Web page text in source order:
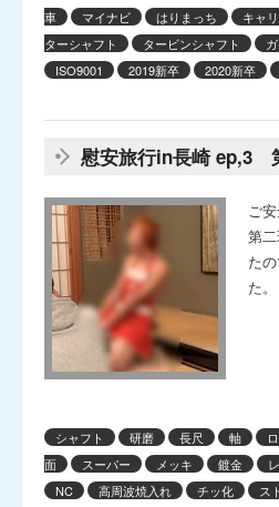
車
マイナビ はりまっち キャ
ターシャフト
タービンシャフト
ISO9001
2019新卒 2020新卒
慰安旅行in長崎 ep,3
ご
第
た
た
シャフト 研磨 長尺 軸
面
スーパー メッキ 鍍金
NC
高周波焼入れ チッ化 ス